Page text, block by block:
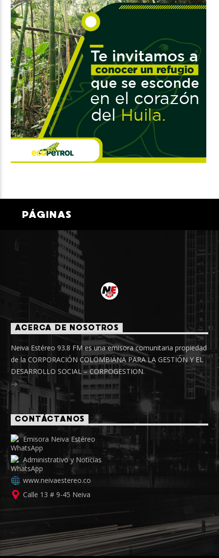
PÁGINAS
ACERCA DE NOSOTROS
Neiva Estéreo 93.8 FM es una emisora comunitaria propiedad
de la CORPORACIÓN COLOMBIANA PARA LA GESTIÓN Y EL
DESARROLLO SOCIAL – CORPOGESTION.
CONTÁCTANOS
Emisora Neiva Estéreo
Administrativo y Noticias
www.neivaestereo.co
Calle 13 # 9-45 Neiva